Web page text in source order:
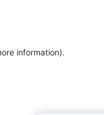
information).